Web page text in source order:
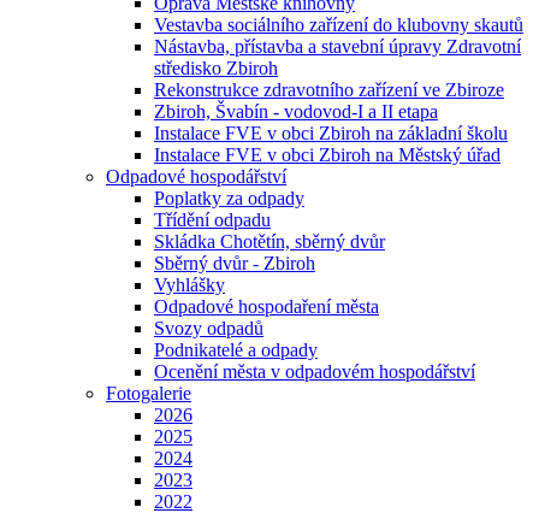
Vestavba sociálního zařízení do klubovny skautů
Nástavba, přístavba a stavební úpravy Zdravotní
středisko Zbiroh
Rekonstrukce zdravotního zařízení ve Zbiroze
Zbiroh, Švabín - vodovod-I a II etapa
Instalace FVE v obci Zbiroh na základní školu
Instalace FVE v obci Zbiroh na Městský úřad
Odpadové hospodářství
Poplatky za odpady
Třídění odpadu
Skládka Chotětín, sběrný dvůr
Sběrný dvůr - Zbiroh
Vyhlášky
Odpadové hospodaření města
Svozy odpadů
Podnikatelé a odpady
Ocenění města v odpadovém hospodářství
Fotogalerie
2026
2025
2024
2023
2022